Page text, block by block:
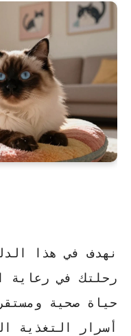
نهدف في هذا
رحلتك في رعاية
حياة صحية
أسرار التغذية